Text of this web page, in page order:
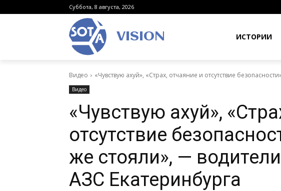
Суббота, 8 августа, 2026
VISION ИСТОРИИ
Видео «Чувствую ахуй», «Страх, отчаяние и отсутствие
Видео
«Чувствую ахуй»,
отсутствие
же стояли», —
АЗС Екатеринбурга